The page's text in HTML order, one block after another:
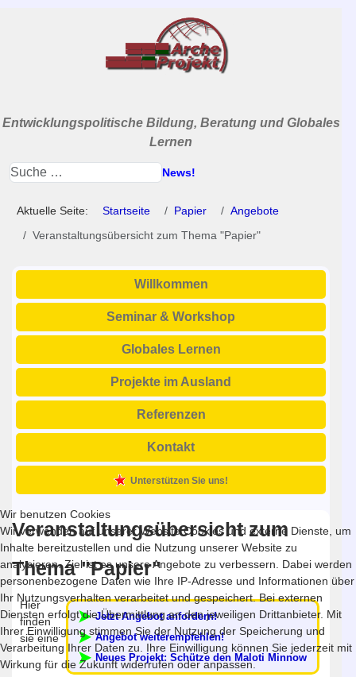
Entwicklungspolitische Bildung, Beratung und Globales
Lernen
News!
Aktuelle Seite: Startseite Papier
Angebote
Veranstaltungsübersicht zum Thema "Papier"
Willkommen
Seminar & Workshop
Globales Lernen
Projekte im Ausland
Referenzen
Kontakt
Unterstützen Sie uns!
Veranstaltungsübersicht zum
Thema "Papier"
Jetzt Angebot anfordern!
Angebot weiterempfehlen!
Neues Projekt: Schütze den Maloti Minnow
Hier
finden
sie eine
Wir benutzen Cookies
Wir verwenden auf unserer Website Cookies und externe Dienste, um
Inhalte bereitzustellen und die Nutzung unserer Website zu
analysieren. Ziel ist es unsere Angebote zu verbessern. Dabei werden
personenbezogene Daten wie Ihre IP-Adresse und Informationen über
Ihr Nutzungsverhalten verarbeitet und gespeichert. Bei externen
Diensten erfolgt die Übermittlung an den jeweiligen Drittanbieter. Mit
Ihrer Einwilligung stimmen Sie der Nutzung der Speicherung und
Verarbeitung Ihrer Daten zu. Ihre Einwilligung können Sie jederzeit mit
Wirkung für die Zukunft widerrufen oder anpassen.